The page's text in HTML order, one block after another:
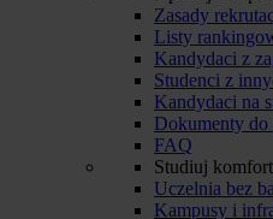
Zasady
Listy
Kandydaci z
Studenci z
Kandydaci na
Dokumenty do
FAQ
Studiuj
Uczelnia bez
Kampusy i